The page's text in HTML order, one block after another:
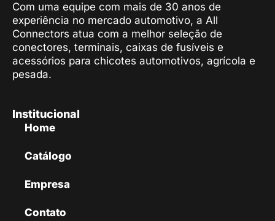
Com uma equipe com mais de 30 anos de
experiência no mercado automotivo, a All
Connectors atua com a melhor seleção de
conectores, terminais, caixas de fusíveis e
acessórios para chicotes automotivos, agrícola e
pesada.
Institucional
Home
Catálogo
Empresa
Contato